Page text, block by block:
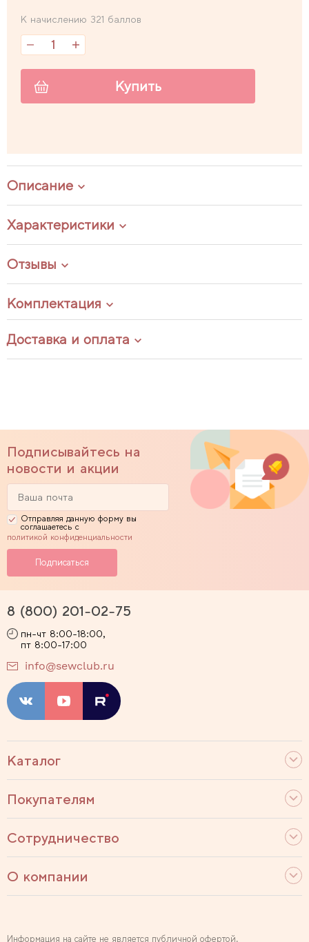
К начислению 321 баллов
Купить
Описание
Характеристики
Отзывы
Комплектация
Доставка и оплата
Подписывайтесь на
новости и акции
Отправляя данную форму вы
соглашаетесь с
политикой конфиденциальности
Каталог
Покупателям
Сотрудничество
О компании
8 (800) 201-02-75
пн-чт 8:00-18:00,
пт 8:00-17:00
info@sewclub.ru
Информация на сайте не является публичной офертой.